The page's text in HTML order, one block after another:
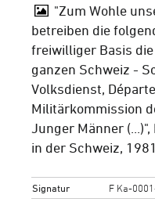
"Zum Wohle
betreiben die
freiwilliger Basis
ganzen Schweiz -
Volksdienst,
Militärkommission
Junger Männer
in der Schweiz, 1981
Signatur
F Ka-